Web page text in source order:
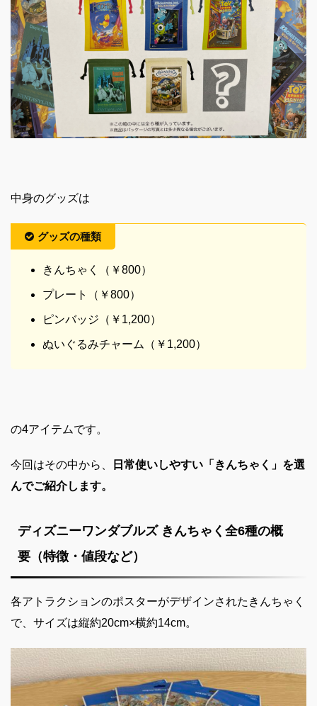
中身のグッズは
グッズの種類
きんちゃく（￥800）
プレート（￥800）
ピンバッジ（￥1,200）
ぬいぐるみチャーム（￥1,200）
の4アイテムです。
今回はその中から、
日常使いしやすい「きんちゃく」を選
んでご紹介します。
ディズニーワンダブルズ きんちゃく全6種の概
要（特徴・値段など）
各アトラクションのポスターがデザインされたきんちゃく
で、サイズは縦約20cm×横約14cm。